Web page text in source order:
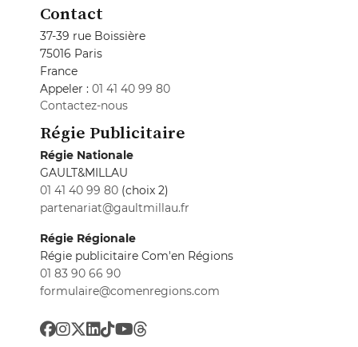
Contact
37-39 rue Boissière
75016 Paris
France
Appeler : 01 41 40 99 80
Contactez-nous
Régie Publicitaire
Régie Nationale
GAULT&MILLAU
01 41 40 99 80 (choix 2)
partenariat@gaultmillau.fr
Régie Régionale
Régie publicitaire Com'en Régions
01 83 90 66 90
formulaire@comenregions.com